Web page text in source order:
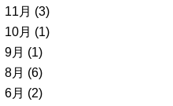
11月 (3)
10月 (1)
9月 (1)
8月 (6)
6月 (2)